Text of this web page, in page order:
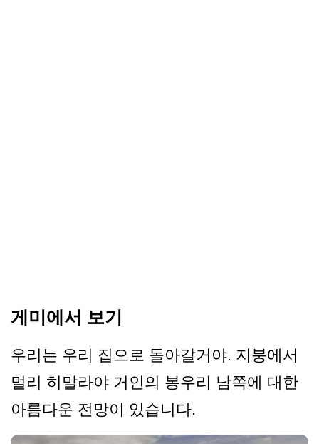
게미에서 보기
우리는 우리 집으로 돌아갈거야. 지붕에서
멀리 히말라야 거인의 봉우리 남쪽에 대한
아름다운 전망이 있습니다.